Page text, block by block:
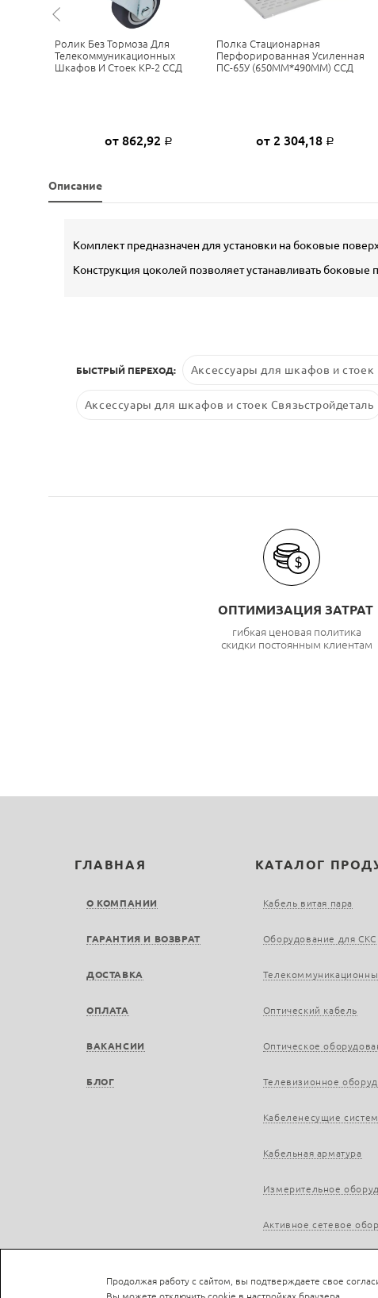
Ролик Без Тормоза Для
Телекоммуникационных
Шкафов И Стоек КР-2 ССД
от 862,92 Р
Полка Стационарная
Перфорированная Усиленная
ПС-65У (650ММ*490ММ) ССД
от 2 304,18 Р
Описание
Комплект предназначен для установки на боковые
Конструкция цоколей позволяет устанавливать
БЫСТРЫЙ ПЕРЕХОД: Аксессуары для шкафов и стоек
Аксессуары для шкафов и стоек Связьстройдеталь
ОПТИМИЗАЦИЯ ЗАТРАТ
гибкая ценовая политика
скидки постоянным клиентам
ГЛАВНАЯ
О КОМПАНИИ
ГАРАНТИЯ И ВОЗВРАТ
ДОСТАВКА
ОПЛАТА
ВАКАНСИИ
БЛОГ
КАТАЛОГ
Кабель витая пара
Оборудование для СКС
Оптический кабель
Оптическое
Телевизионное
Кабеленесущие
Кабельная арматура
Измерительное
Активное сетевое
Продолжая работу с сайтом, вы подтверждаете свое